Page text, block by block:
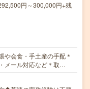
円～300,000円+残
や会食・手土産の手配＊
メール対応など＊取…